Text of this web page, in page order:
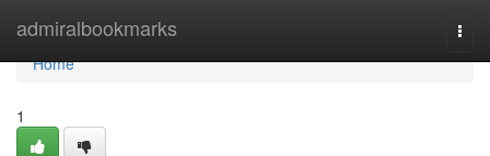
admiralbookmarks
Home
Home
1